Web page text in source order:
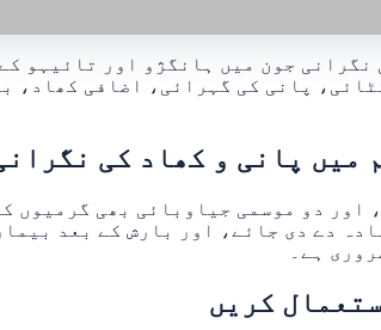
جون میں ہانگژو اور تائیہو
پانی کی گہرائی، اضافی کھاد،
میں پانی و کھاد کی
دو موسمی جیاوبائی بھی گرمیوں
دے دی جائے، اور بارش کے بعد
ہے۔